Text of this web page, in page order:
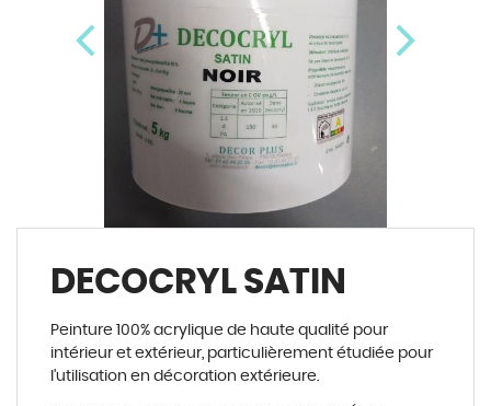
Previous Next
DECOCRYL SATIN
Peinture 100% acrylique de haute qualité pour
intérieur et extérieur, particulièrement étudiée pour
l'utilisation en décoration extérieure.